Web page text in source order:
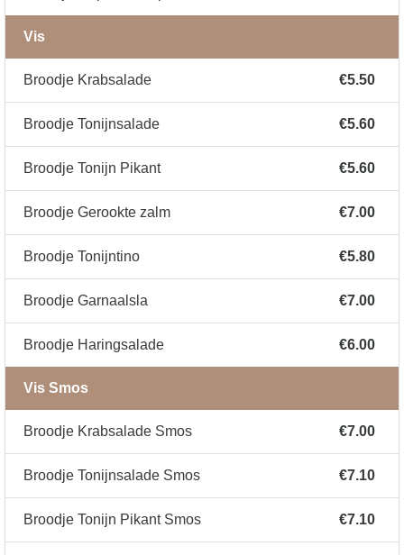
Vis
Broodje Krabsalade €5.50
Broodje Tonijnsalade €5.60
Broodje Tonijn Pikant €5.60
Broodje Gerookte zalm €7.00
Broodje Tonijntino €5.80
Broodje Garnaalsla €7.00
Broodje Haringsalade €6.00
Vis Smos
Broodje Krabsalade Smos €7.00
Broodje Tonijnsalade Smos €7.10
Broodje Tonijn Pikant Smos €7.10